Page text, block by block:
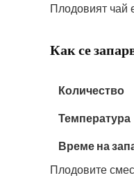
Плодовият чай
Как се
Количество
Температура
Време на
Плодовите